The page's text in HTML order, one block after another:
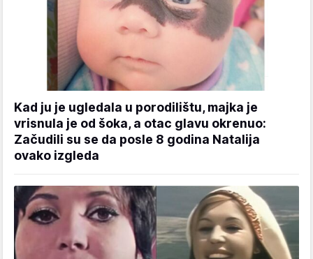
Kad ju je ugledala u porodilištu, majka je
vrisnula je od šoka, a otac glavu okrenuo:
Začudili su se da posle 8 godina Natalija
ovako izgleda